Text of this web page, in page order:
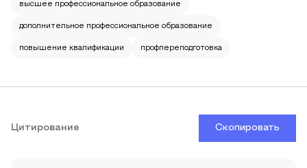
высшее профессиональное образование
дополнительное профессиональное образование
повышение квалификации профпереподготовка
Цитирование Скопировать